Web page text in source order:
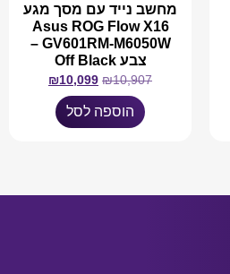
מחשב נייד עם מסך מגע
Asus ROG Flow X16
GV601RM-M6050W –
צבע Off Black
₪10,907
₪10,099
הוספה לסל